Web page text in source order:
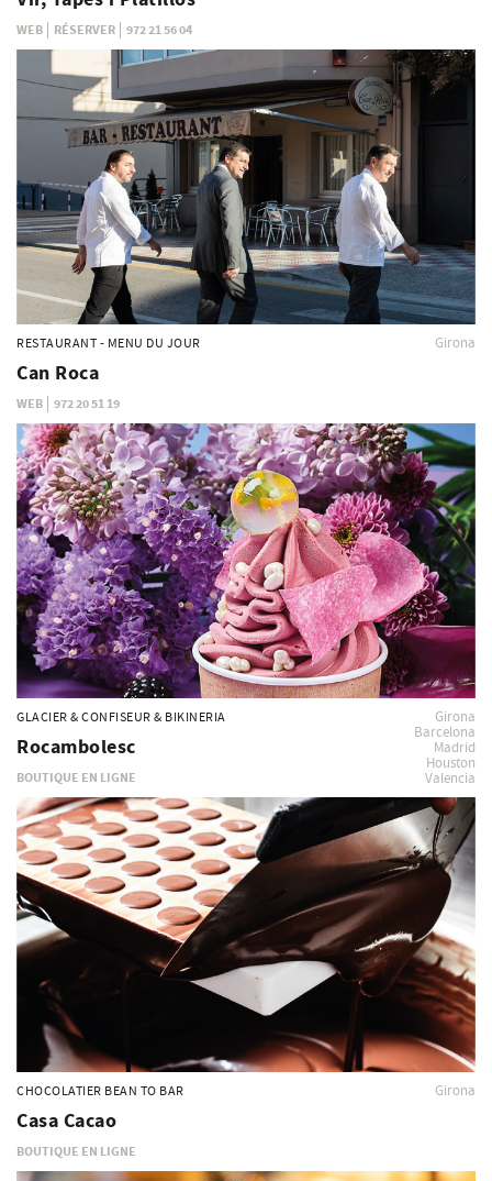
WEB RÉSERVER 972 21 56 04
RESTAURANT - MENU DU JOUR
Can Roca
WEB 972 20 51 19
Girona
GLACIER & CONFISEUR & BIKINERIA
Rocambolesc
BOUTIQUE EN LIGNE
Girona
Barcelona
Madrid
Houston
Valencia
CHOCOLATIER BEAN TO BAR
Casa Cacao
BOUTIQUE EN LIGNE
Girona